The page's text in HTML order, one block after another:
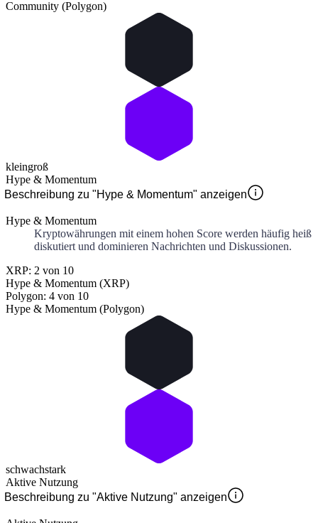
Community (Polygon)
kleingroß
Hype & Momentum
Beschreibung zu "Hype & Momentum" anzeigen
Hype & Momentum
Kryptowährungen mit einem hohen Score werden häufig heiß
diskutiert und dominieren Nachrichten und Diskussionen.
XRP: 2 von 10
Hype & Momentum (XRP)
Polygon: 4 von 10
Hype & Momentum (Polygon)
schwachstark
Aktive Nutzung
Beschreibung zu "Aktive Nutzung" anzeigen